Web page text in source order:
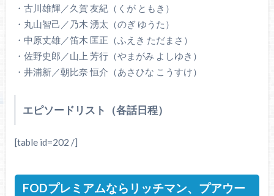
・古川雄輝／久賀 友紀（くが ともき）
・丸山智己／乃木 湧太（のぎ ゆうた）
・中原丈雄／笛木 匡正（ふえき ただまさ）
・佐野史郎／山上 芳行（やまがみ よしゆき）
・井浦新／朝比奈 恒介（あさひな こうすけ）
エピソードリスト（各話日程）
[table id=202 /]
FODプレミアムならリッチマン、プアウー